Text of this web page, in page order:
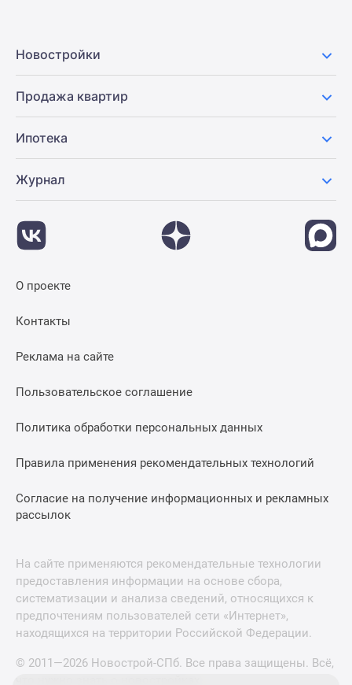
Новостройки
Продажа квартир
Ипотека
Журнал
О проекте
Контакты
Реклама на сайте
Пользовательское соглашение
Политика обработки персональных данных
Правила применения рекомендательных технологий
Согласие на получение информационных и рекламных
рассылок
На сайте применяются рекомендательные технологии
предоставления информации на основе сбора,
систематизации и анализа сведений, относящихся к
предпочтениям пользователей сети «Интернет»,
находящихся на территории Российской Федерации.
© 2011—2026 Новострой-СПб. Все права защищены. Всё,